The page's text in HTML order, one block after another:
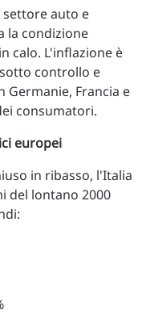
settore auto e
la condizione
calo. L'inflazione è
controllo e
Germanie, Francia e
consumatori.
europei
in ribasso, l'Italia
del lontano 2000